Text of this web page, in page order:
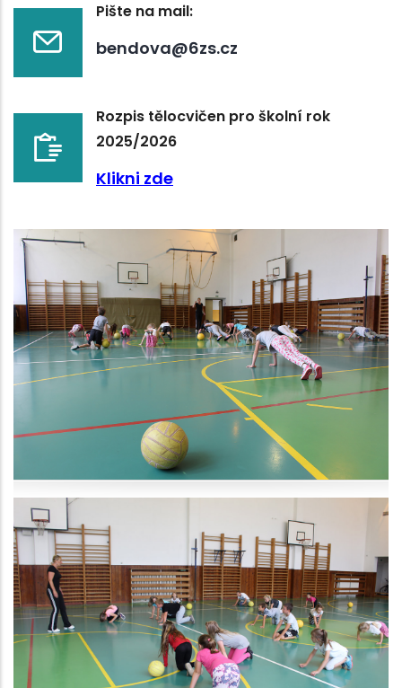
Pište na mail:
bendova@6zs.cz
Rozpis tělocvičen pro školní rok
2025/2026
Klikni zde